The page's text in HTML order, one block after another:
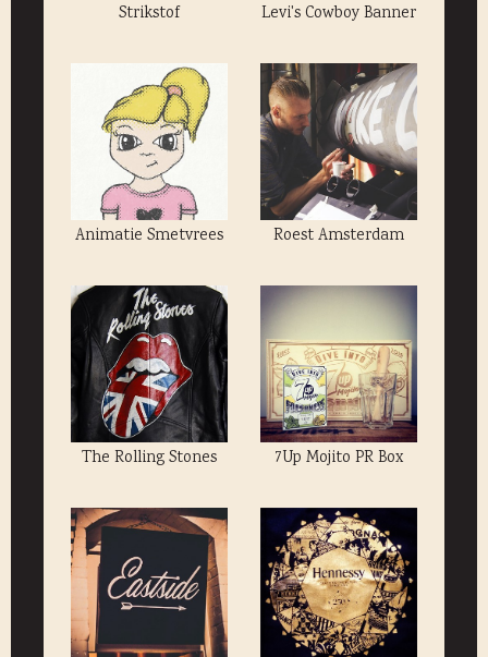
Strikstof Levi's Cowboy Banner
Animatie Smetvrees Roest Amsterdam
The Rolling Stones 7Up Mojito PR Box